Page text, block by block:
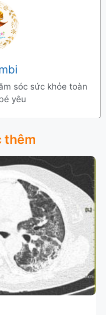
sóc sức khỏe toàn
yêu
thêm